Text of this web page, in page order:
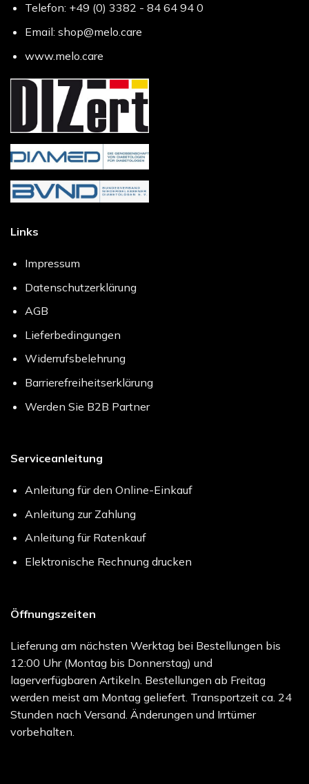
Telefon: +49 (0) 3382 - 84 64 94 0
Email: shop@melo.care
www.melo.care
Links
Impressum
Datenschutzerklärung
AGB
Lieferbedingungen
Widerrufsbelehrung
Barrierefreiheitserklärung
Werden Sie B2B Partner
Serviceanleitung
Anleitung für den Online-Einkauf
Anleitung zur Zahlung
Anleitung für Ratenkauf
Elektronische Rechnung drucken
Öffnungszeiten
Lieferung am nächsten Werktag bei Bestellungen bis
12:00 Uhr (Montag bis Donnerstag) und
lagerverfügbaren Artikeln. Bestellungen ab Freitag
werden meist am Montag geliefert. Transportzeit ca. 24
Stunden nach Versand. Änderungen und Irrtümer
vorbehalten.